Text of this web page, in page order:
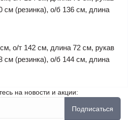
(резинка), о/б 136 см, длина
о/т 142 см, длина 72 см, рукав
(резинка), о/б 144 см, длина
на новости и акции:
Подписаться